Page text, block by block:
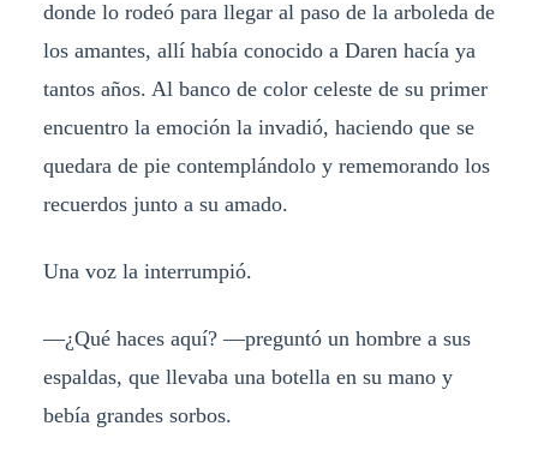
donde lo rodeó para llegar al paso de la arboleda de
los amantes, allí había conocido a Daren hacía ya
tantos años. Al banco de color celeste de su primer
encuentro la emoción la invadió, haciendo que se
quedara de pie contemplándolo y rememorando los
recuerdos junto a su amado.
Una voz la interrumpió.
—¿Qué haces aquí? —preguntó un hombre a sus
espaldas, que llevaba una botella en su mano y
bebía grandes sorbos.